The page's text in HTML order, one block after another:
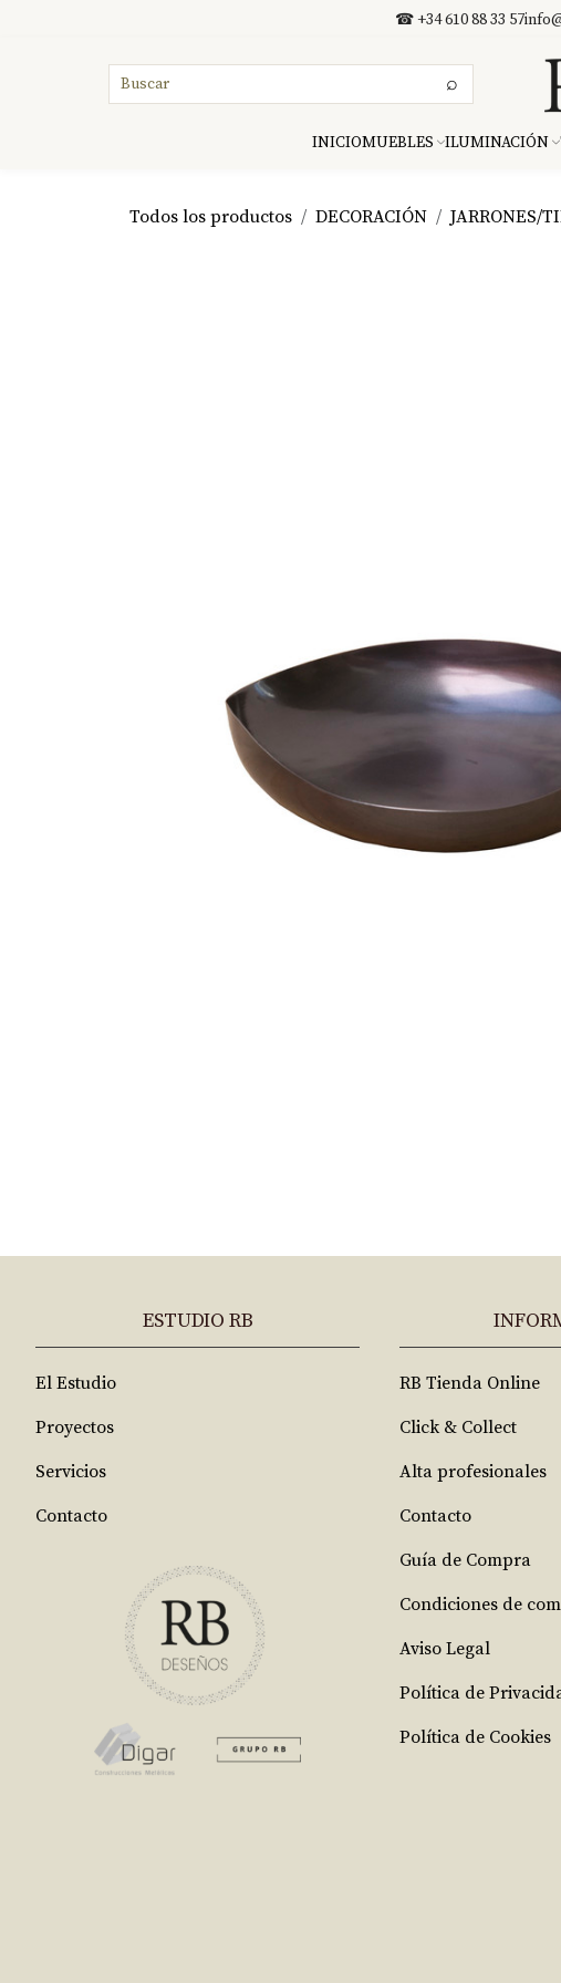
☎ +34 610 88 33 57
⌕
INICIOMUEBLES ILUMINACIÓN
Todos los productos DECORACIÓN JARRONES/
ESTUDIO RB
El Estudio
Proyectos
Servicios
Contacto
RB Tienda Online
Click & Collect
Alta profesionales
Contacto
Guía de Compra
Condiciones de
Aviso Legal
Política de
Política de Cookies